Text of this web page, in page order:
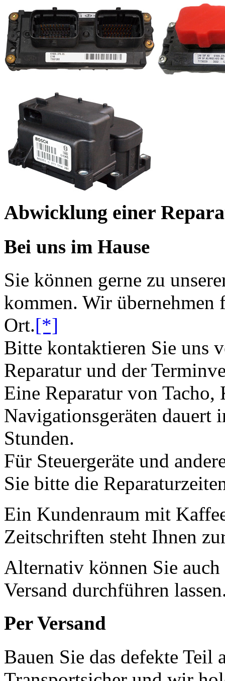
Abwicklung einer
Bei uns im Hause
Sie können gerne zu
kommen. Wir
Ort.[*]
Bitte kontaktieren Sie uns
Reparatur und der
Eine Reparatur von
Navigationsgeräten dauert
Stunden.
Für Steuergeräte und
Sie bitte die
Ein Kundenraum mit
Zeitschriften steht Ihnen
Alternativ können Sie auch
Versand durchführen
Per Versand
Bauen Sie das defekte Teil